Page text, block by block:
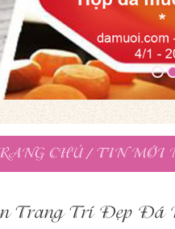
0
CHỦ/ TIN MỚI
Trang Trí Đẹp Đá